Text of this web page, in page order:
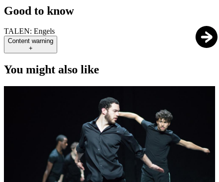
Good to know
TALEN: Engels
Content warning
+
You might also like